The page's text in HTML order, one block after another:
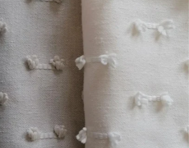
PASAMANERÍA TRADICIONAL